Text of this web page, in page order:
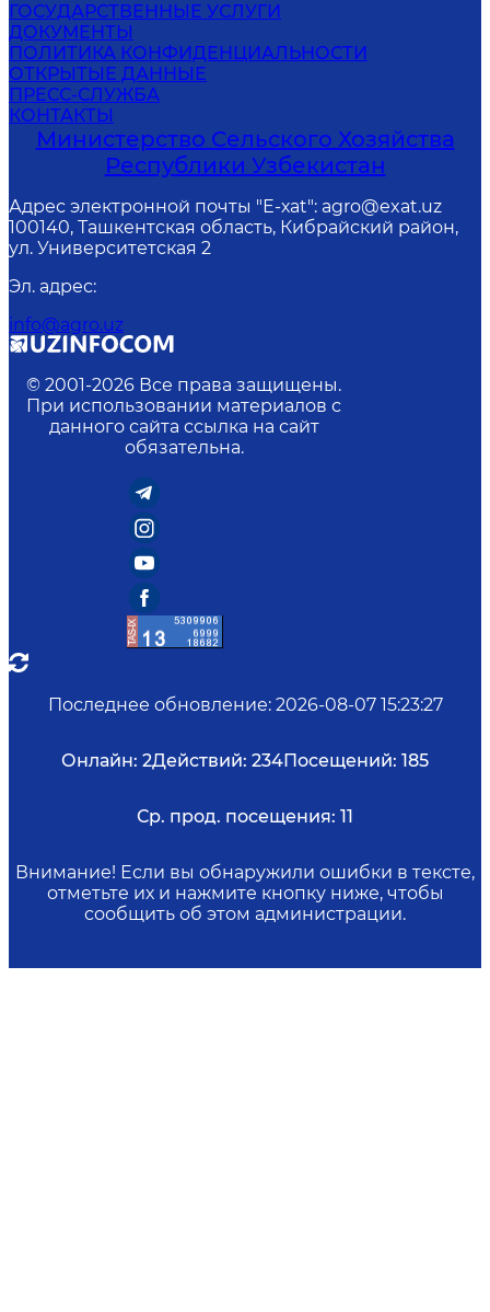
ГОСУДАРСТВЕННЫЕ УСЛУГИ
ДОКУМЕНТЫ
ПОЛИТИКА КОНФИДЕНЦИАЛЬНОСТИ
ОТКРЫТЫЕ ДАННЫЕ
ПРЕСС-СЛУЖБА
КОНТАКТЫ
Министерство Сельского Хозяйства
Республики Узбекистан
Адрес электронной почты "Е-хаt": agro@exat.uz
100140, Ташкентская область, Кибрайский район,
ул. Университетская 2
Эл. адрес:
info@agro.uz
© 2001-2026 Все права защищены.
При использовании материалов с
данного сайта ссылка на сайт
обязательна.
Последнее обновление: 2026-08-07 15:23:27
Онлайн: 2Действий: 234Посещений: 185
Ср. прод. посещения: 11
Внимание! Если вы обнаружили ошибки в тексте,
отметьте их и нажмите кнопку ниже, чтобы
сообщить об этом администрации.